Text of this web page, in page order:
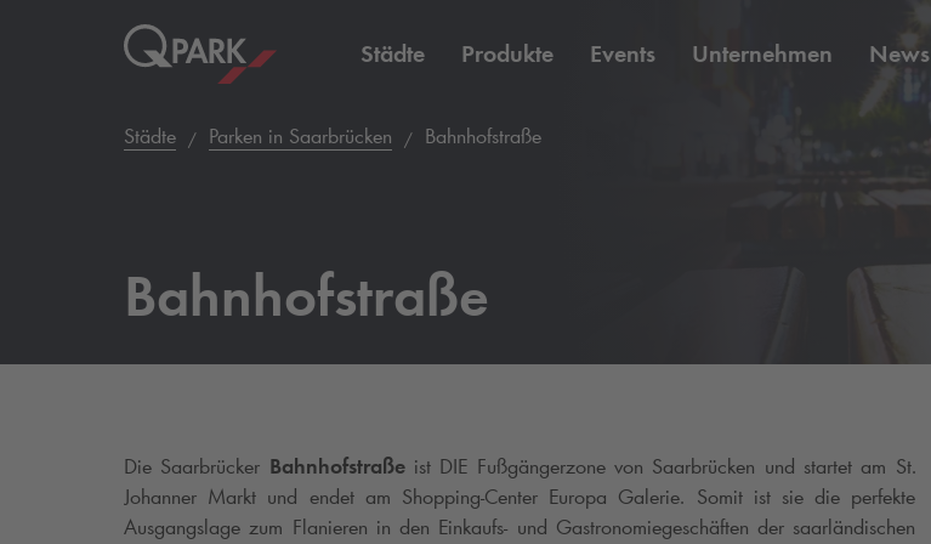
Städte Produkte Events Unternehmen News
Städte Parken in Saarbrücken Bahnhofstraße
Bahnhofstraße
Die Saarbrücker Bahnhofstraßeist DIE Fußgängerzone von Saarbrücken und startet am St.
Johanner Markt und endet am Shopping-Center Europa Galerie. Somit ist sie die perfekte
Ausgangslage zum Flanieren in den Einkaufs- und Gastronomiegeschäften der saarländischen